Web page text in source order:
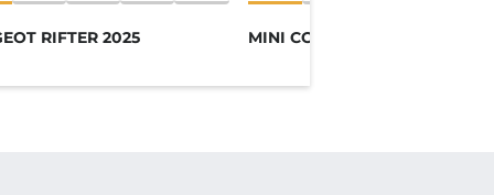
RIFTER 2025 MINI COUNTRYMAN 2023